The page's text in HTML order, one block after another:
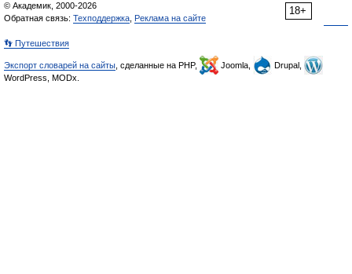
18+
© Академик, 2000-2026
Обратная связь: Техподдержка Реклама на сайте
👣 Путешествия
Экспорт словарей на сайты , сделанные на PHP, Joomla,
Drupal,
WordPress, MODx.